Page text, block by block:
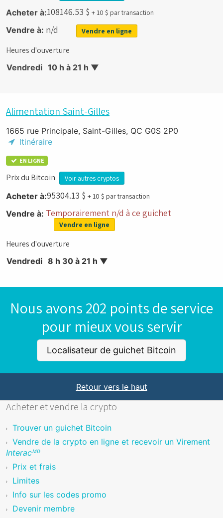
Acheter à:108146.53 $ + 10 $ par transaction
Vendre à: n/d Vendre en ligne
Heures d'ouverture
Vendredi 10 h à 21 h ▼
Alimentation Saint-Gilles
1665 rue Principale, Saint-Gilles, QC G0S 2P0
Itinéraire
EN LIGNE
Prix du Bitcoin Voir autres cryptos
Acheter à:95304.13 $ + 10 $ par transaction
Vendre à: Temporairement n/d à ce guichet
Vendre en ligne
Heures d'ouverture
Vendredi 8 h 30 à 21 h ▼
Nous avons 202 points de service
pour mieux vous servir
Localisateur de guichet Bitcoin
Retour vers le haut
Acheter et vendre la crypto
Trouver un guichet Bitcoin
Vendre de la crypto en ligne et recevoir un Virement
Interacᴹᴰ
Prix et frais
Limites
Info sur les codes promo
Devenir membre